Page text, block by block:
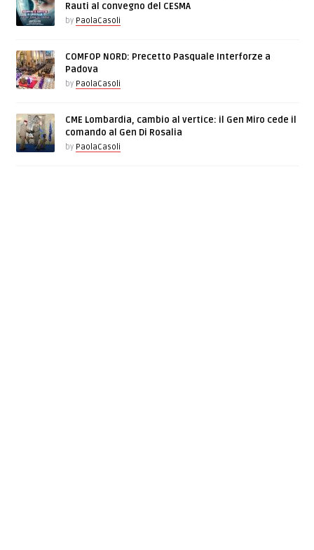
Rauti al convegno del CESMA
by PaolaCasoli
COMFOP NORD: Precetto Pasquale Interforze a
Padova
by PaolaCasoli
CME Lombardia, cambio al vertice: il Gen Miro cede il
comando al Gen Di Rosalia
by PaolaCasoli